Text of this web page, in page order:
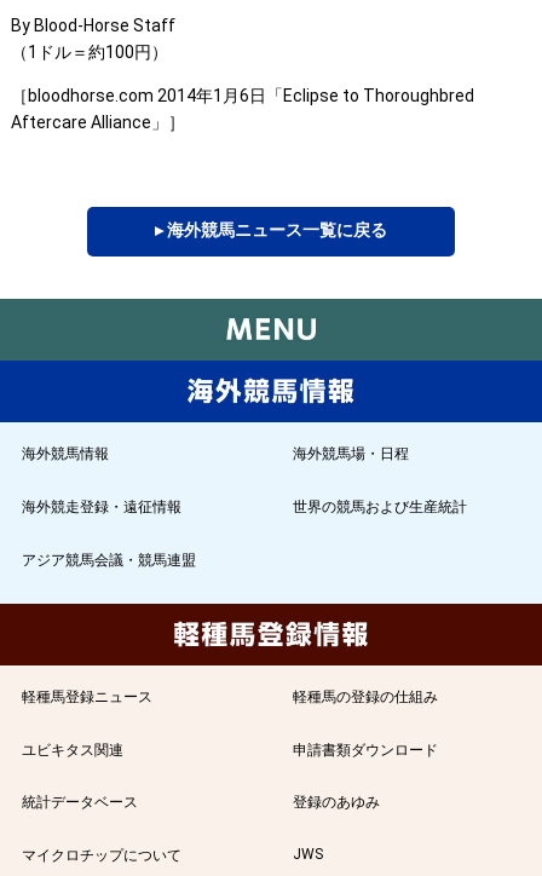
By Blood-Horse Staff
（1ドル＝約100円）
［bloodhorse.com 2014年1月6日「Eclipse to Thoroughbred
Aftercare Alliance」］
▸ 海外競馬ニュース一覧に戻る
海外競馬情報 海外競馬場・日程
海外競走登録・遠征情報 世界の競馬および生産統計
アジア競馬会議・競馬連盟
軽種馬登録ニュース 軽種馬の登録の仕組み
ユビキタス関連 申請書類ダウンロード
統計データベース 登録のあゆみ
マイクロチップについて JWS